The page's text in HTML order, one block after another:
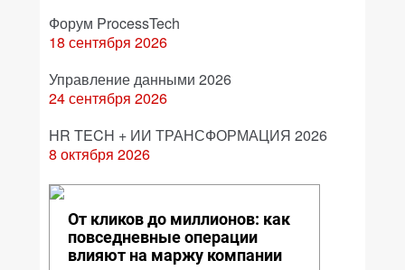
Форум ProcessTech
18 сентября 2026
Управление данными 2026
24 сентября 2026
HR TECH + ИИ ТРАНСФОРМАЦИЯ 2026
8 октября 2026
От кликов до миллионов: как
повседневные операции
влияют на маржу компании